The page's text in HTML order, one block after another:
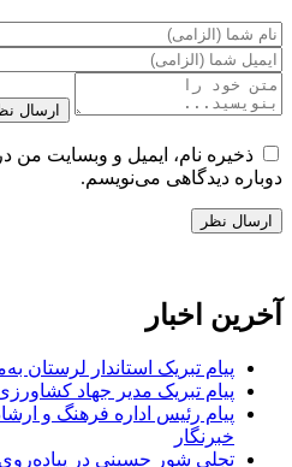
ارسال
ذخیره نام، ایمیل و وبسایت من
دوباره دیدگاهی می‌نویسم.
آخرین اخبار
پیام تبریک استاندار لرستان
پیام تبریک مدیر جهاد
پیام رئیس اداره فرهنگ و
خبرنگار
تجلی شور حسینی در پیاده‌روی